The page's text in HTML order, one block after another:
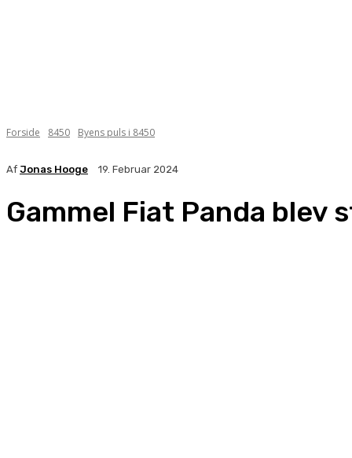
Forside 8450 Byens puls i 8450
Af Jonas Hooge 19. Februar 2024
Gammel Fiat Panda